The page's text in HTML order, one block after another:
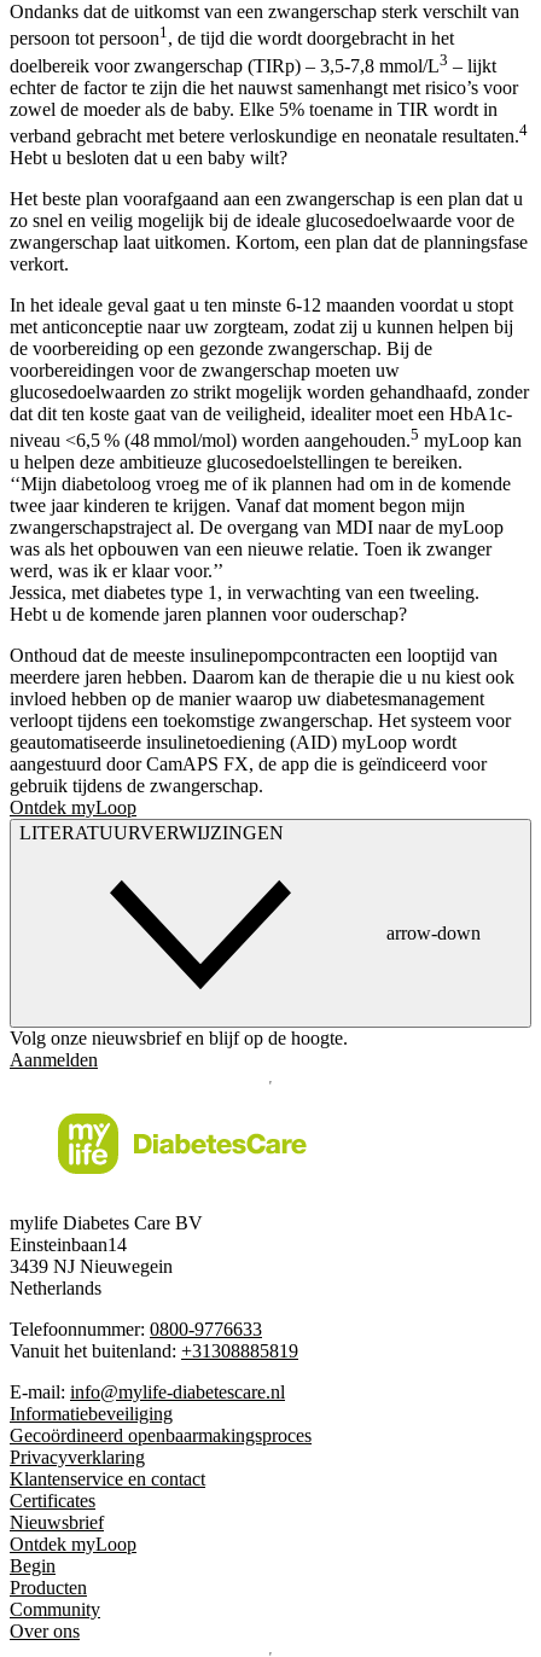
Ondanks dat de uitkomst van een zwangerschap sterk verschilt van
persoon tot persoon1, de tijd die wordt doorgebracht in het
doelbereik voor zwangerschap (TIRp) – 3,5-7,8 mmol/L3 – lijkt
echter de factor te zijn die het nauwst samenhangt met risico’s voor
zowel de moeder als de baby. Elke 5% toename in TIR wordt in
verband gebracht met betere verloskundige en neonatale resultaten.4
Hebt u besloten dat u een baby wilt?
Het beste plan voorafgaand aan een zwangerschap is een plan dat u
zo snel en veilig mogelijk bij de ideale glucosedoelwaarde voor de
zwangerschap laat uitkomen. Kortom, een plan dat de planningsfase
verkort.
In het ideale geval gaat u ten minste 6-12 maanden voordat u stopt
met anticonceptie naar uw zorgteam, zodat zij u kunnen helpen bij
de voorbereiding op een gezonde zwangerschap. Bij de
voorbereidingen voor de zwangerschap moeten uw
glucosedoelwaarden zo strikt mogelijk worden gehandhaafd, zonder
dat dit ten koste gaat van de veiligheid, idealiter moet een HbA1c-
niveau <6,5 % (48 mmol/mol) worden aangehouden.5 myLoop kan
u helpen deze ambitieuze glucosedoelstellingen te bereiken.
‘‘Mijn diabetoloog vroeg me of ik plannen had om in de komende
twee jaar kinderen te krijgen. Vanaf dat moment begon mijn
zwangerschapstraject al. De overgang van MDI naar de myLoop
was als het opbouwen van een nieuwe relatie. Toen ik zwanger
werd, was ik er klaar voor.’’
Jessica, met diabetes type 1, in verwachting van een tweeling.
Hebt u de komende jaren plannen voor ouderschap?
Onthoud dat de meeste insulinepompcontracten een looptijd van
meerdere jaren hebben. Daarom kan de therapie die u nu kiest ook
invloed hebben op de manier waarop uw diabetesmanagement
verloopt tijdens een toekomstige zwangerschap. Het systeem voor
geautomatiseerde insulinetoediening (AID) myLoop wordt
aangestuurd door CamAPS FX, de app die is geïndiceerd voor
gebruik tijdens de zwangerschap.
Ontdek myLoop
LITERATUURVERWIJZINGEN
arrow-down
Volg onze nieuwsbrief en blijf op de hoogte.
Aanmelden
mylife Diabetes Care BV
Einsteinbaan14
3439 NJ Nieuwegein
Netherlands
Telefoonnummer: 0800-9776633
Vanuit het buitenland: +31308885819
E-mail: info@mylife-diabetescare.nl
Informatiebeveiliging
Gecoördineerd openbaarmakingsproces
Privacyverklaring
Klantenservice en contact
Certificates
Nieuwsbrief
Ontdek myLoop
Begin
Producten
Community
Over ons